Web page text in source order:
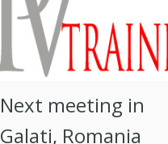
Next meeting in
Galati, Romania